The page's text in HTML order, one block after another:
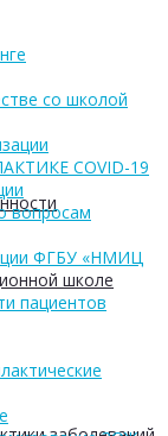
школе
со школой
COVID-19
вопросам
ФГБУ «НМИЦ
пациентов